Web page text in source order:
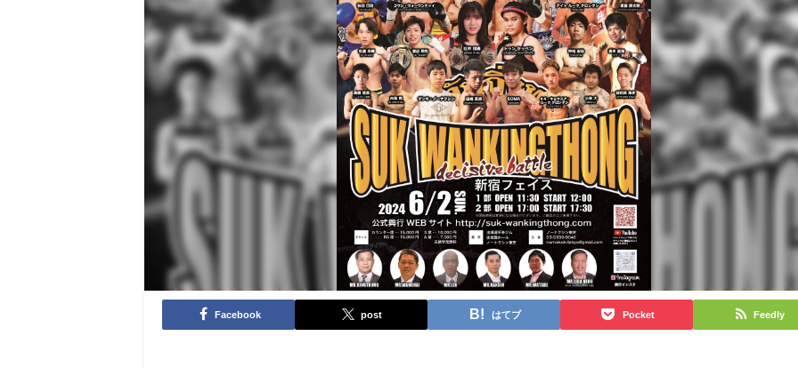
Facebook post はてブ Pocket Feedly